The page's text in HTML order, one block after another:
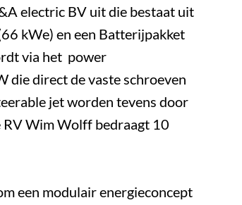
electric BV uit die bestaat uit
kWe) en een Batterijpakket
via het power
die direct de vaste schroeven
jet worden tevens door
RV Wim Wolff bedraagt 10
een modulair energieconcept